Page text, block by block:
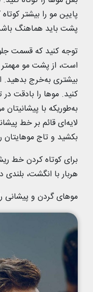
پایین مو را بیشتر
پشت باید هماهنگ
توجه کنید که قسمت
است، از پشت مو مهمتر
بیشتری به‌خرج بدهید.
کنید. موها را بادقت
به‌طوریکه با
لایه‌ای قائم بر خط
بکشید و تاج موهایتان
برای کوتاه کردن خط
هربار با انگشت،
موهای گردن و پیشانی